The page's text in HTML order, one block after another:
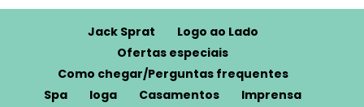
Jack Sprat
Logo ao Lado
Ofertas especiais
Como chegar/Perguntas frequentes
Spa
Ioga Casamentos Imprensa